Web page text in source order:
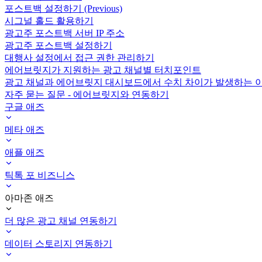
포스트백 설정하기 (Previous)
시그널 홀드 활용하기
광고주 포스트백 서버 IP 주소
광고주 포스트백 설정하기
대행사 설정에서 접근 권한 관리하기
에어브릿지가 지원하는 광고 채널별 터치포인트
광고 채널과 에어브릿지 대시보드에서 수치 차이가 발생하는
자주 묻는 질문 - 에어브릿지와 연동하기
구글 애즈
메타 애즈
애플 애즈
틱톡 포 비즈니스
아마존 애즈
더 많은 광고 채널 연동하기
데이터 스토리지 연동하기